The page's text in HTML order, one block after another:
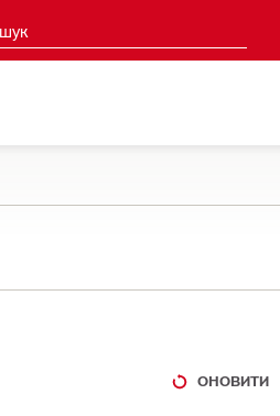
пропозиції
ОНОВИТИ